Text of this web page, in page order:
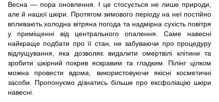
Весна — пора оновлення. І це стосується не лише природи,
але й нашої шкіри. Протягом зимового періоду на неї постійно
впливають холодна вітряна погода та надмірна сухість повітря
у приміщенні від центрального опалення. Саме навесні
найкраще подбати про її стан, не забуваючи про процедуру
відлущування, яка дозволяє видалити омертвілі клітини та
зробити шкірний покрив яскравим та гладким. Пілінг цілком
можна провести вдома, використовуючи якісні косметичні
засоби. Пропонуємо дізнатись більше про ексфоліацію шкіри
навесні.